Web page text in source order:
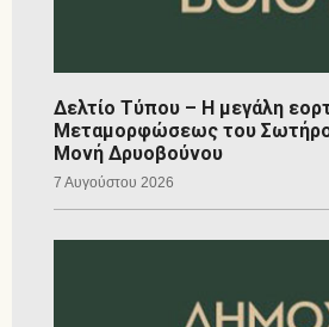
Δελτίο Τύπου – Η μεγάλη
Μεταμορφώσεως του
Μονή Δρυοβούνου
7 Αυγούστου 2026